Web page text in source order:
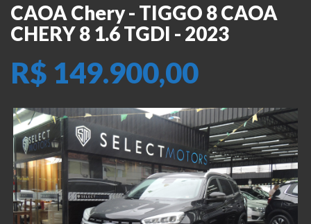
CAOA Chery - TIGGO 8 CAOA
CHERY 8 1.6 TGDI - 2023
R$ 149.900,00